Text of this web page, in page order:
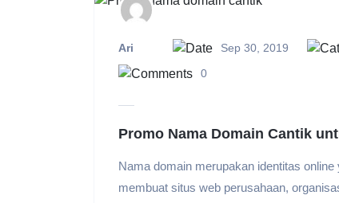
Ari Sep 30, 2019
0
Promo Nama Domain Cantik
Nama domain merupakan identitas
membuat situs web perusahaan,